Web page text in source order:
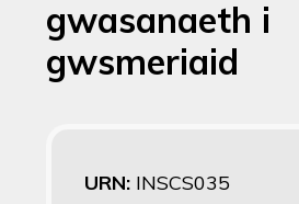
gwasanaeth i
gwsmeriaid
URN: INSCS035